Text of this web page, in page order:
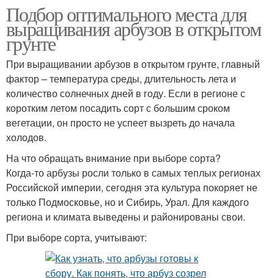
Подбор оптимального места для
выращивания арбузов в открытом
грунте
При выращивании арбузов в открытом грунте, главный
фактор – температура среды, длительность лета и
количество солнечных дней в году. Если в регионе с
коротким летом посадить сорт с большим сроком
вегетации, он просто не успеет вызреть до начала
холодов.
На что обращать внимание при выборе сорта?
Когда-то арбузы росли только в самых теплых регионах
Российской империи, сегодня эта культура покоряет не
только Подмосковье, но и Сибирь, Урал. Для каждого
региона и климата выведены и районированы свои.
При выборе сорта, учитывают: